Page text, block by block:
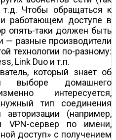
Чтобы обращаться к
работающем доступе в
опять-таки должен быть
— разные производители
технологии по-разному:
Link Duo и т.п.
который знает об
выборе домашнего
интересуется,
тип соединения
(например,
VPN-сервер по имени,
доступ» с получением